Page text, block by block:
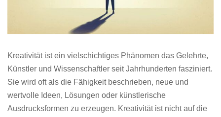
Kreativität ist ein vielschichtiges Phänomen das Gelehrte,
Künstler und Wissenschaftler seit Jahrhunderten fasziniert.
Sie wird oft als die Fähigkeit beschrieben, neue und
wertvolle Ideen, Lösungen oder künstlerische
Ausdrucksformen zu erzeugen. Kreativität ist nicht auf die